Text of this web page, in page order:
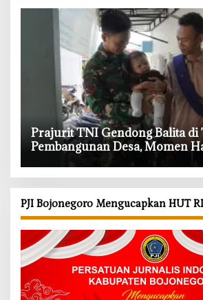
‎Prajurit TNI Gendong Balita di
Pembangunan Desa, Momen
Bojonegoro
PJI Bojonegoro Mengucapkan HUT